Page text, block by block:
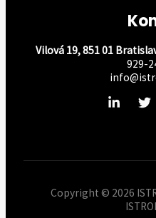
Vilová 19, 851 01
929-
Copyright © 2026